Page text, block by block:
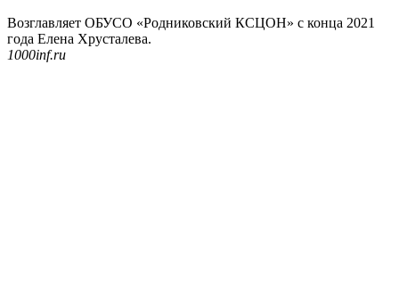
Возглавляет ОБУСО «Родниковский КСЦОН» с конца 2021
года Елена Хрусталева.
1000inf.ru